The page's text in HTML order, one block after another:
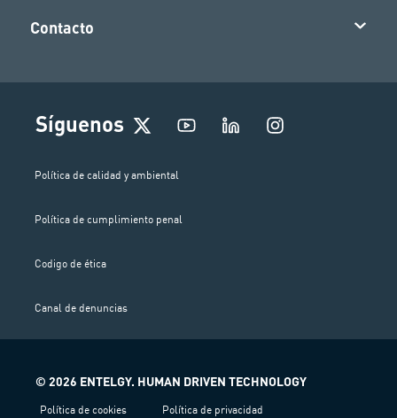
Contacto
Síguenos
I
n
Política de calidad y ambiental
Política de cumplimiento penal
Codigo de ética
Canal de denuncias
© 2026 ENTELGY. HUMAN DRIVEN TECHNOLOGY
Política de cookies Política de privacidad